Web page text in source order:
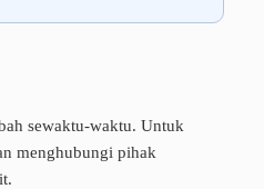
sewaktu-waktu. Untuk
menghubungi pihak